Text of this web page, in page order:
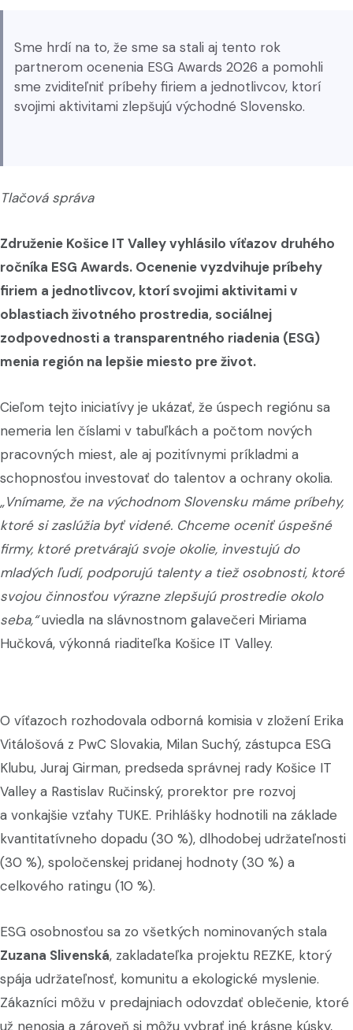
Sme hrdí na to, že sme sa stali aj tento rok
partnerom ocenenia ESG Awards 2026 a pomohli
sme zviditeľniť príbehy firiem a jednotlivcov, ktorí
svojimi aktivitami zlepšujú východné Slovensko.
Tlačová správa
Združenie Košice IT Valley vyhlásilo víťazov druhého
ročníka ESG Awards. Ocenenie vyzdvihuje príbehy
firiem a jednotlivcov, ktorí svojimi aktivitami v
oblastiach životného prostredia, sociálnej
zodpovednosti a transparentného riadenia (ESG)
menia región na lepšie miesto pre život.
Cieľom tejto iniciatívy je ukázať, že úspech regiónu sa
nemeria len číslami v tabuľkách a počtom nových
pracovných miest, ale aj pozitívnymi príkladmi a
schopnosťou investovať do talentov a ochrany okolia.
„Vnímame, že na východnom Slovensku máme príbehy,
ktoré si zaslúžia byť videné. Chceme oceniť úspešné
firmy, ktoré pretvárajú svoje okolie, investujú do
mladých ľudí, podporujú talenty a tiež osobnosti, ktoré
svojou činnosťou výrazne zlepšujú prostredie okolo
seba,“uviedla na slávnostnom galavečeri Miriama
Hučková, výkonná riaditeľka Košice IT Valley.
O víťazoch rozhodovala odborná komisia v zložení Erika
Vitálošová z PwC Slovakia, Milan Suchý, zástupca ESG
Klubu, Juraj Girman, predseda správnej rady Košice IT
Valley a Rastislav Ručinský, prorektor pre rozvoj
a vonkajšie vzťahy TUKE. Prihlášky hodnotili na základe
kvantitatívneho dopadu (30 %), dlhodobej udržateľnosti
(30 %), spoločenskej pridanej hodnoty (30 %) a
celkového ratingu (10 %).
ESG osobnosťou sa zo všetkých nominovaných stala
Zuzana Slivenská, zakladateľka projektu REZKE, ktorý
spája udržateľnosť, komunitu a ekologické myslenie.
Zákazníci môžu v predajniach odovzdať oblečenie, ktoré
už nenosia a zároveň si môžu vybrať iné krásne kúsky,